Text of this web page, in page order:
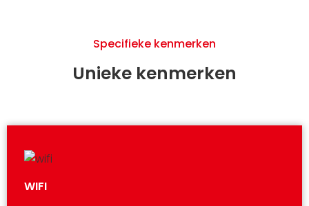
Specifieke kenmerken
Unieke kenmerken
WIFI